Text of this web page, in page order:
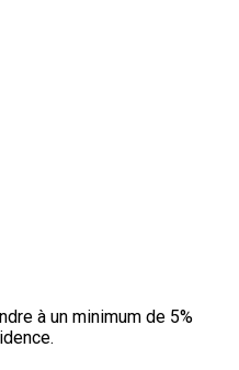
à un minimum de 5%